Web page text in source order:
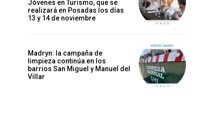
Jóvenes en Turismo, que se
realizará en Posadas los días
13 y 14 de noviembre
Madryn: la campaña de
limpieza continúa en los
barrios San Miguel y Manuel del
Villar